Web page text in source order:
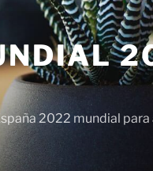
2022 mundial